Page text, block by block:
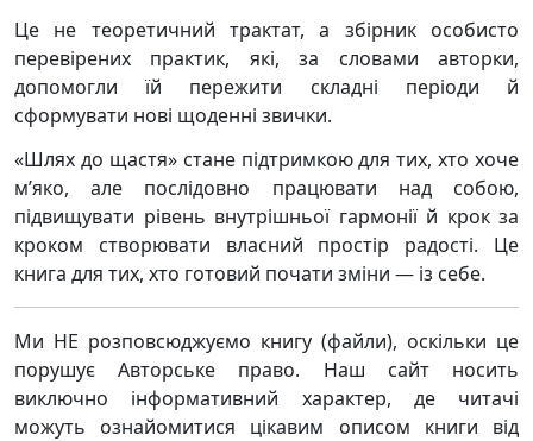
Це не теоретичний трактат, а збірник особисто
перевірених практик, які, за словами авторки,
допомогли їй пережити складні періоди й
сформувати нові щоденні звички.
«Шлях до щастя» стане підтримкою для тих, хто хоче
м’яко, але послідовно працювати над собою,
підвищувати рівень внутрішньої гармонії й крок за
кроком створювати власний простір радості. Це
книга для тих, хто готовий почати зміни — із себе.
Ми НЕ розповсюджуємо книгу (файли), оскільки це
порушує Авторське право. Наш сайт носить
виключно інформативний характер, де читачі
можуть ознайомитися цікавим описом книги від